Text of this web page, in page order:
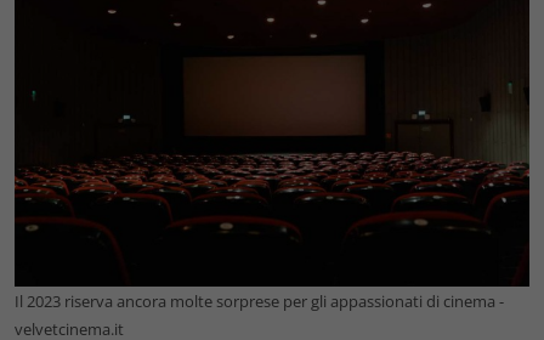
Il 2023 riserva ancora molte sorprese per gli appassionati di cinema -
velvetcinema.it